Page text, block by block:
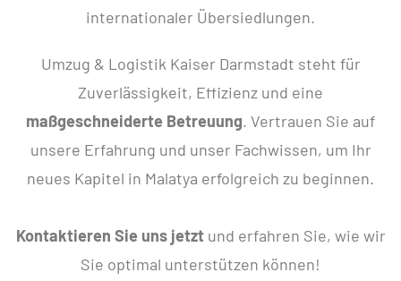
internationaler Übersiedlungen.
Umzug & Logistik Kaiser Darmstadt steht für
Zuverlässigkeit, Effizienz und eine
maßgeschneiderte Betreuung. Vertrauen Sie auf
unsere Erfahrung und unser Fachwissen, um Ihr
neues Kapitel in Malatya erfolgreich zu beginnen.
Kontaktieren Sie uns jetztund erfahren Sie, wie wir
Sie optimal unterstützen können!